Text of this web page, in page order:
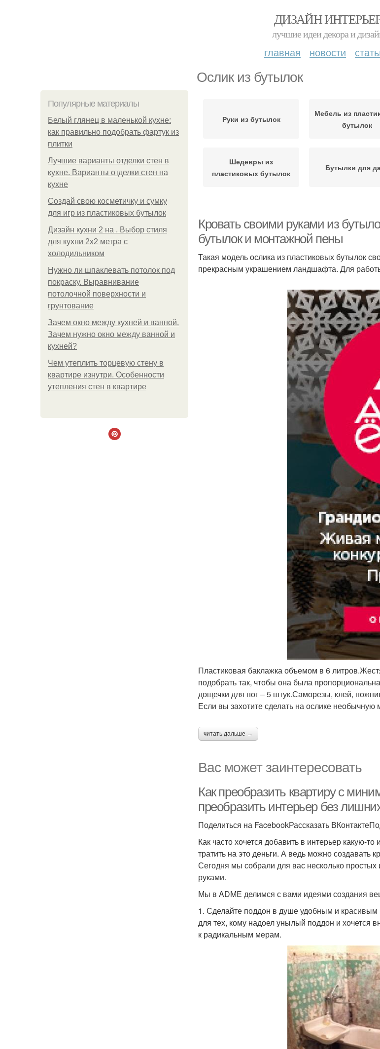
ДИЗАЙН
лучшие идеи декора и
главная новости
Ослик из бутылок
Популярные материалы
Белый глянец в маленькой кухне:
как правильно подобрать фартук из
плитки
Лучшие варианты отделки стен в
кухне. Варианты отделки стен на
кухне
Создай свою косметичку и сумку
для игр из пластиковых бутылок
Дизайн кухни 2 на . Выбор стиля
для кухни 2х2 метра с
холодильником
Нужно ли шпаклевать потолок под
покраску. Выравнивание
потолочной поверхности и
грунтование
Зачем окно между кухней и ванной.
Зачем нужно окно между ванной и
кухней?
Чем утеплить торцевую стену в
квартире изнутри. Особенности
утепления стен в квартире
Руки из бутылок
Мебель из
бутылок
Шедевры из
пластиковых бутылок
Бутылки для
Кровать своими руками из
бутылок и монтажной пены
Такая модель ослика из пластиковых бутылок
прекрасным украшением ландшафта. Для
Пластиковая баклажка объемом в 6
подобрать так, чтобы она была
дощечки для ног – 5 штук.Саморезы, клей,
Если вы захотите сделать на ослике необычную
читать дальше →
Вас может заинтересовать
Как преобразить квартиру с
преобразить интерьер без
Поделиться на FacebookРассказать
Как часто хочется добавить в интерьер какую-
тратить на это деньги. А ведь можно
Сегодня мы собрали для вас несколько
руками.
Мы в ADME делимся с вами идеями создания
1. Сделайте поддон в душе удобным и красивым
для тех, кому надоел унылый поддон и хочется
к радикальным мерам.